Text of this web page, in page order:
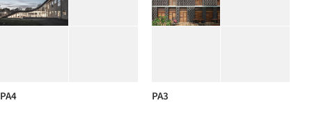
PA4 PA3